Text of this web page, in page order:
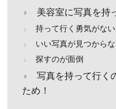
美容室に写真を持
持って行く勇気がない
いい写真が見つから
探すのが面倒
写真を持って行く
ため！